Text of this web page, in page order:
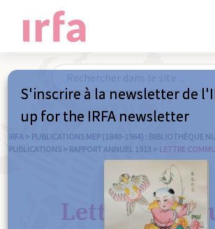
IRFA > PUBLICATIONS MEP (1840-1964) : BIBLIOTHÈQUE
PUBLICATIONS > RAPPORT ANNUEL 1913 > LETTRE
Lettre
S'inscrire à la newsletter de
up for the IRFA newsletter